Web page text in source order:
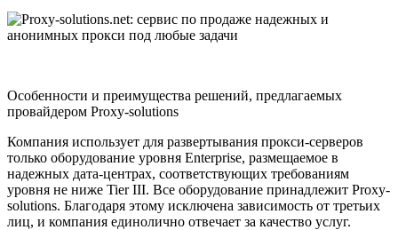
Особенности и преимущества решений, предлагаемых
провайдером Proxy-solutions
Компания использует для развертывания прокси-серверов
только оборудование уровня Enterprise, размещаемое в
надежных дата-центрах, соответствующих требованиям
уровня не ниже Tier III. Все оборудование принадлежит Proxy-
solutions. Благодаря этому исключена зависимость от третьих
лиц, и компания единолично отвечает за качество услуг.